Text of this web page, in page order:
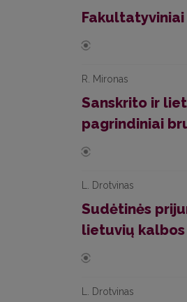
R. Mironas
Sanskrito ir
pagrindiniai
L. Drotvinas
Sudėtinės
lietuvių
L. Drotvinas